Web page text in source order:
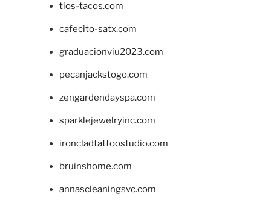
tios-tacos.com
cafecito-satx.com
graduacionviu2023.com
pecanjackstogo.com
zengardendayspa.com
sparklejewelryinc.com
ironcladtattoostudio.com
bruinshome.com
annascleaningsvc.com